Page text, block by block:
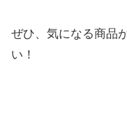
ぜひ、気になる商品
い！